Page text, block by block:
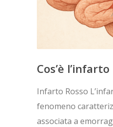
Cos’è
Infarto Rosso
fenomeno
associata a